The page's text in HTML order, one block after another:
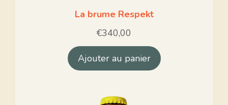
La brume Respekt
€340,00
Ajouter au panier